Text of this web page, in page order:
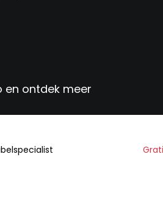
en ontdek meer